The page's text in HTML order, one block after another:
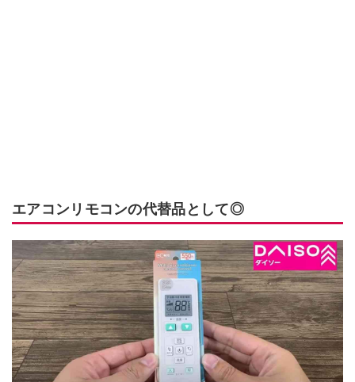
エアコンリモコンの代替品として◎